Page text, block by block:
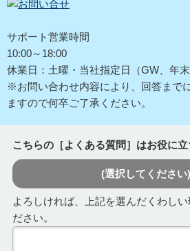
サポート営業時間
10:00～18:00
休業日：土曜・当社指定日（GW、年末
※お問い合わせ内容により、回答まで
ますので何卒ご了承ください。
こちらの［よくある質問］はお役に立
(選択してください)
よろしければ、上記を選んだくわし
ださい。